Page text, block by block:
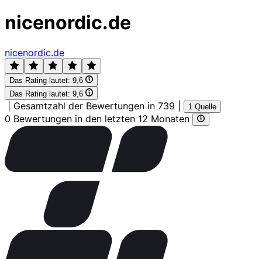
nicenordic.de
nicenordic.de
Das Rating lautet: 9,6
Das Rating lautet: 9,6
Gesamtzahl der Bewertungen in 739 1 Quelle
0 Bewertungen in den letzten 12 Monaten